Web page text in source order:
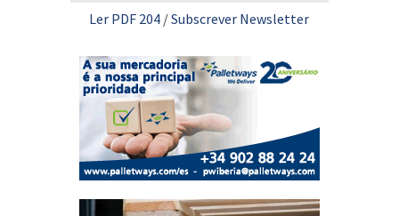
Ler PDF 204 /Subscrever Newsletter